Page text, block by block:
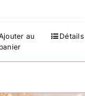
au
panier
Détails